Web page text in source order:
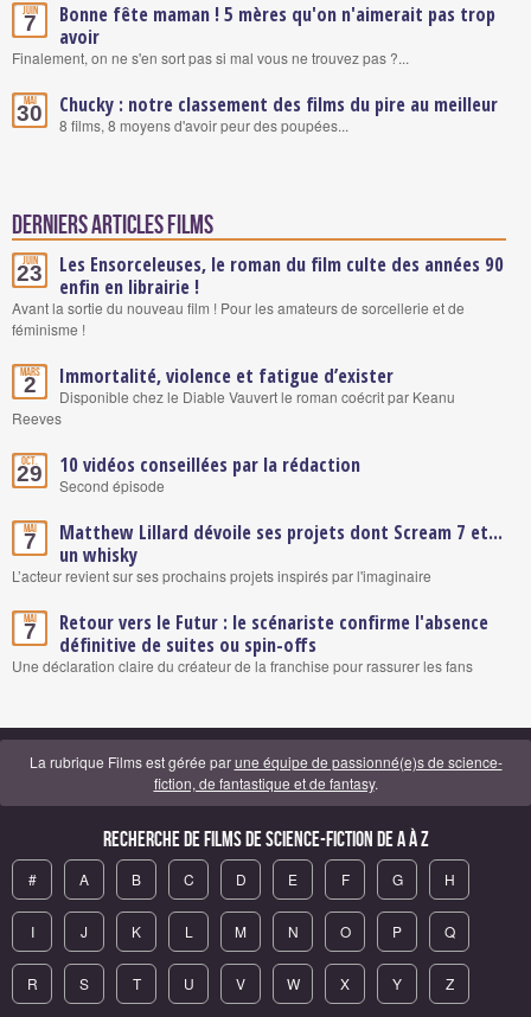
Juin
7
Bonne fête maman ! 5 mères qu'on n'aimerait pas trop
avoir
Finalement, on ne s'en sort pas si mal vous ne trouvez pas ?...
Mai
30 Chucky : notre classement des films du pire au meilleur
8 films, 8 moyens d'avoir peur des poupées...
Derniers articles Films
Juin
23
Les Ensorceleuses, le roman du film culte des années 90
enfin en librairie !
Avant la sortie du nouveau film ! Pour les amateurs de sorcellerie et de
féminisme !
Mars
2 Immortalité, violence et fatigue d’exister
Disponible chez le Diable Vauvert le roman coécrit par Keanu
Reeves
Oct.
29 10 vidéos conseillées par la rédaction
Second épisode
Mai
7
Matthew Lillard dévoile ses projets dont Scream 7 et...
un whisky
L’acteur revient sur ses prochains projets inspirés par l'imaginaire
Mai
7
Retour vers le Futur : le scénariste confirme l'absence
définitive de suites ou spin-offs
Une déclaration claire du créateur de la franchise pour rassurer les fans
La rubrique Films est gérée parune équipe de passionné(e)s de science-
fiction, de fantastique et de fantasy.
Recherche de Films de science-fiction de A à Z
# A B C D E F G H
I J K L M N O P Q
R S T U V W X Y Z